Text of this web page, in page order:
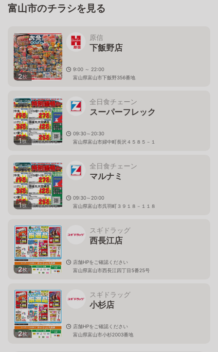
富山市のチラシを見る
2枚
原信
下飯野店
9:00 ～ 22:00
富山県富山市下飯野356番地
1枚
全日食チェーン
スーパーフレック
09:30～20:30
富山県富山市婦中町長沢４５８５－１
1枚
全日食チェーン
マルナミ
09:30～20:00
富山県富山市呉羽町３９１８－１１８
2枚
スギドラッグ
西長江店
店舗HPをご確認ください
富山県富山市西長江四丁目5番25号
2枚
スギドラッグ
小杉店
店舗HPをご確認ください
富山県富山市小杉2003番地